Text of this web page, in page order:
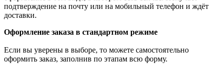
подтверждение на почту или на мобильный телефон и ждёт
доставки.
Оформление заказа в стандартном режиме
Если вы уверены в выборе, то можете самостоятельно
оформить заказ, заполнив по этапам всю форму.